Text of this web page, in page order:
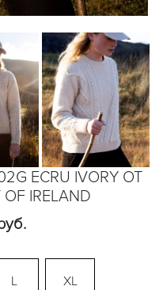
ECRU IVORY ОТ
IRELAND
L XL